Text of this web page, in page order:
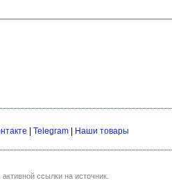
Telegram Наши товары
ссылки на источник.